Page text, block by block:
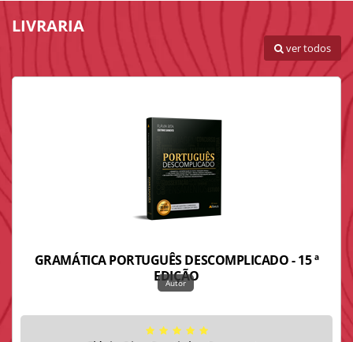
LIVRARIA
ver todos
GRAMÁTICA PORTUGUÊS DESCOMPLICADO - 15 ª
EDIÇÃO